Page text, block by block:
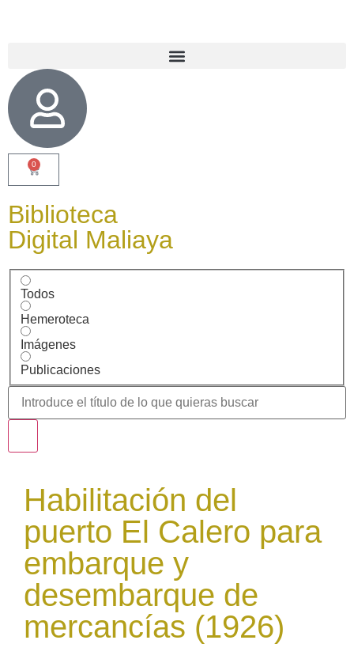
0
Biblioteca
Digital Maliaya
Todos
Hemeroteca
Imágenes
Publicaciones
Habilitación del
puerto El Calero para
embarque y
desembarque de
mercancías (1926)